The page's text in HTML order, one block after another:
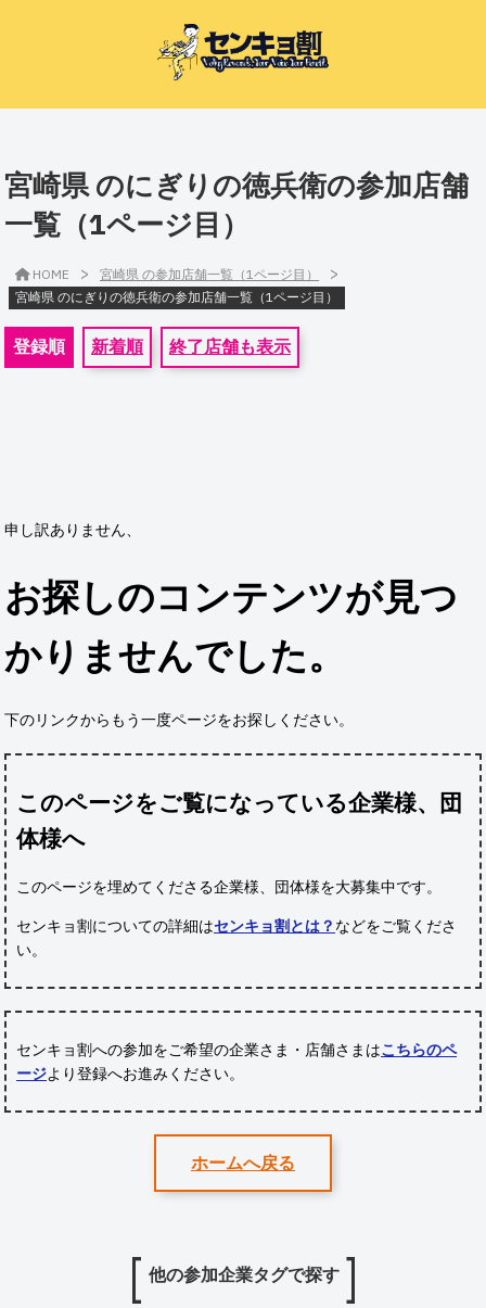
宮崎県 のにぎりの徳兵衛の参加店舗
一覧（1ページ目）
HOME > 宮崎県 の参加店舗一覧（1ページ目） >
宮崎県 のにぎりの徳兵衛の参加店舗一覧（1ページ目）
登録順 新着順 終了店舗も表示
申し訳ありません、
お探しのコンテンツが見つ
かりませんでした。
下のリンクからもう一度ページをお探しください。
このページをご覧になっている企業様、団
体様へ
このページを埋めてくださる企業様、団体様を大募集中です。
センキョ割についての詳細はセンキョ割とは？ などをご覧くださ
い。
センキョ割への参加をご希望の企業さま・店舗さまはこちらのペ
ージより登録へお進みください。
ホームへ戻る
他の参加企業タグで探す